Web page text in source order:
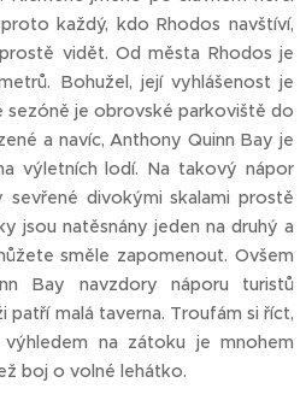
každý, kdo Rhodos navštíví,
vidět. Od města Rhodos je
Bohužel, její vyhlášenost je
sezóně je obrovské parkoviště do
a navíc, Anthony Quinn Bay je
výletních lodí. Na takový nápor
divokými skalami prostě
jsou natěsnány jeden na druhý a
směle zapomenout. Ovšem
Bay navzdory náporu turistů
patří malá taverna. Troufám si říct,
na zátoku je mnohem
boj o volné lehátko.